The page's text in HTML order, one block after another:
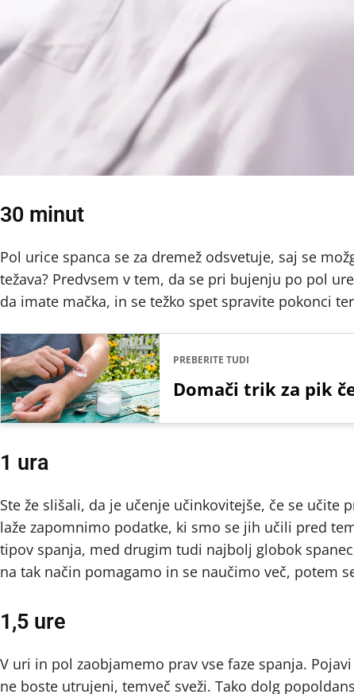
30 minut
Pol urice spanca se za dremež odsvetuje, saj se
težava? Predvsem v tem, da se pri bujenju po pol
da imate mačka, in se težko spet spravite pokonci
PREBERITE TUDI
Domači trik za pik
1 ura
Ste že slišali, da je učenje učinkovitejše, če se učite
laže zapomnimo podatke, ki smo se jih učili pred
tipov spanja, med drugim tudi najbolj globok
na tak način pomagamo in se naučimo več, potem
1,5 ure
V uri in pol zaobjamemo prav vse faze spanja.
ne boste utrujeni, temveč sveži. Tako dolg